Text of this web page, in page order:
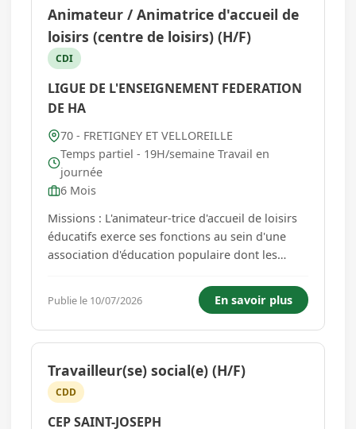
Animateur / Animatrice d'accueil de
loisirs (centre de loisirs) (H/F)
CDI
LIGUE DE L'ENSEIGNEMENT FEDERATION
DE HA
70 - FRETIGNEY ET VELLOREILLE
Temps partiel - 19H/semaine Travail en
journée
6 Mois
Missions : L'animateur-trice d'accueil de loisirs
éducatifs exerce ses fonctions au sein d'une
association d'éducation populaire dont les
démocratique, de favoriser l'épanouissement de
l'enfant et du jeune, son autonomie et sa
socialisation. En...
Publie le 10/07/2026 En savoir plus
Travailleur(se) social(e) (H/F)
CDD
CEP SAINT-JOSEPH